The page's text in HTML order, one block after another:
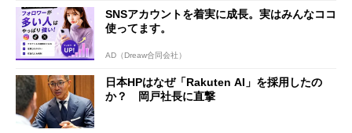
ut」が明...
SNSアカウントを着実に成長。実はみんなココ
使ってます。
AD（Dreaw合同会社）
日本HPはなぜ「Rakuten AI」を採用したの
か？ 岡戸社長に直撃